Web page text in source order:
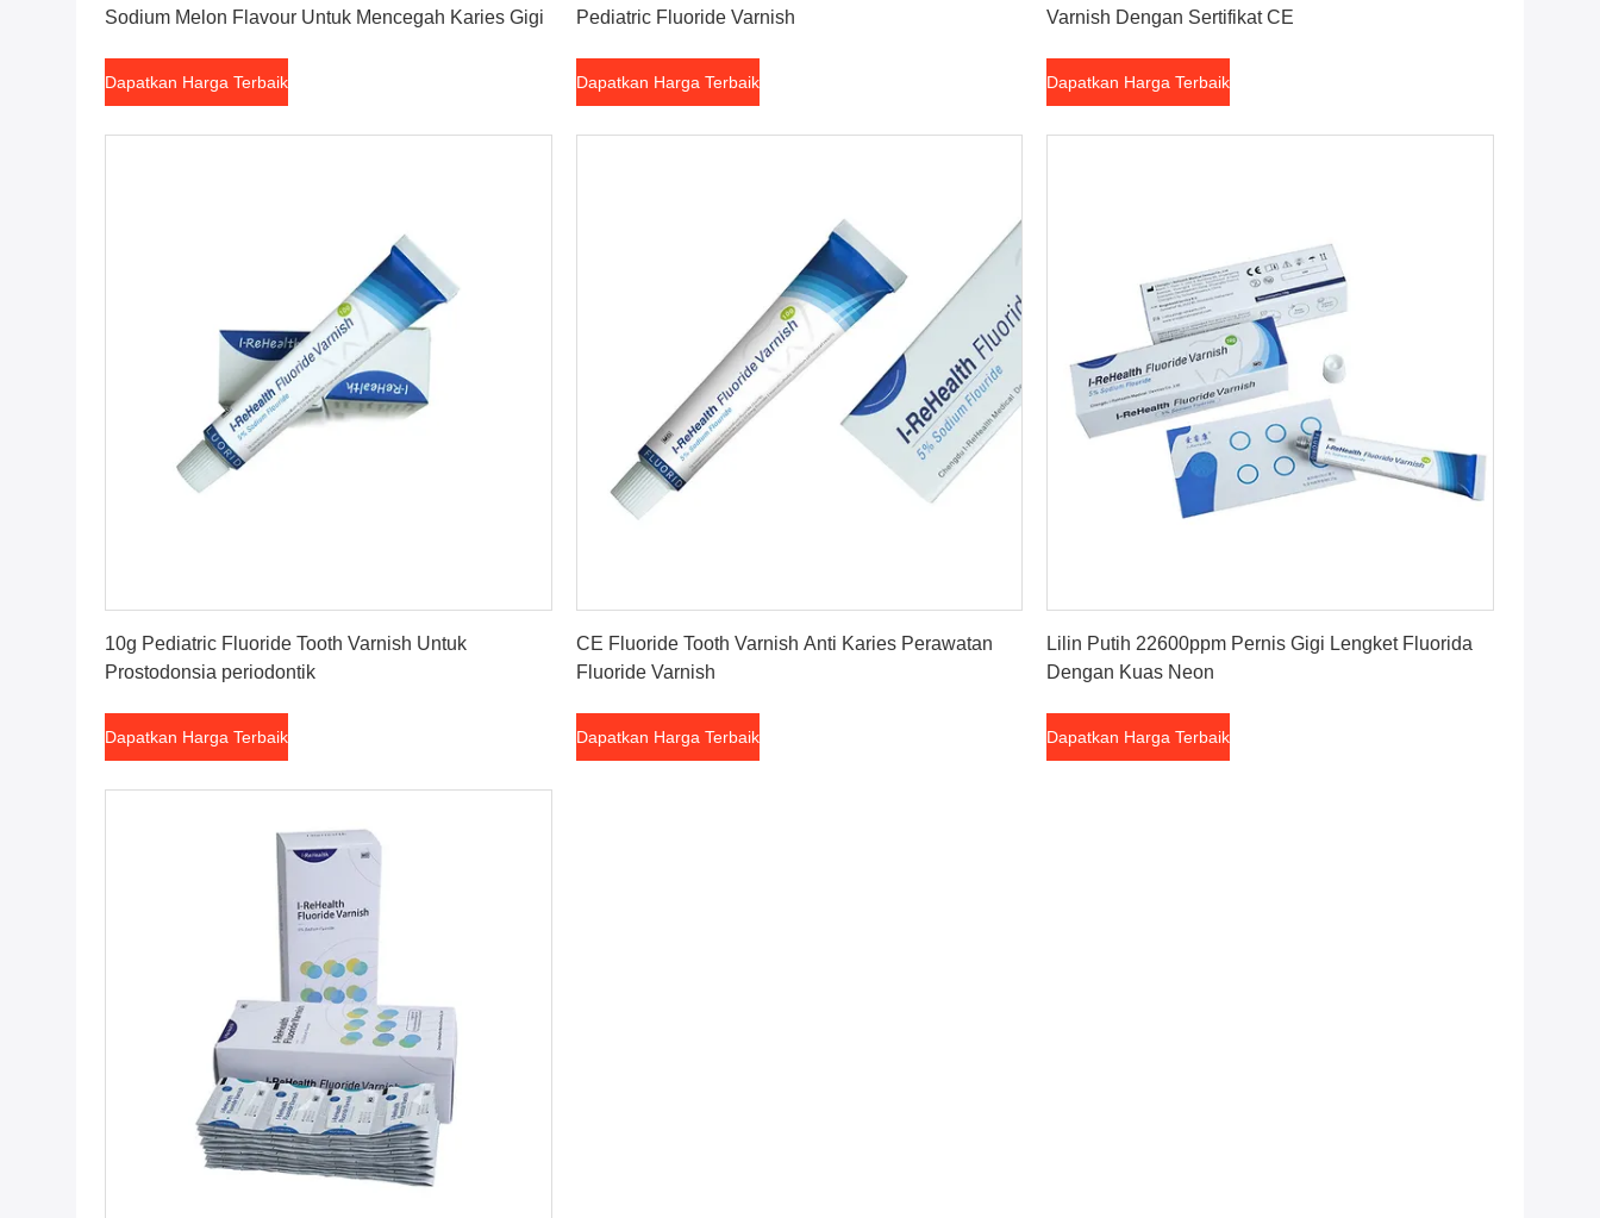
Sodium Melon Flavour Untuk Mencegah Karies Gigi
Dapatkan Harga Terbaik
Pediatric Fluoride Varnish
Dapatkan Harga Terbaik
Varnish Dengan Sertifikat CE
Dapatkan Harga Terbaik
10g Pediatric Fluoride Tooth Varnish Untuk
Prostodonsia periodontik
Dapatkan Harga Terbaik
CE Fluoride Tooth Varnish Anti Karies Perawatan
Fluoride Varnish
Dapatkan Harga Terbaik
Lilin Putih 22600ppm Pernis Gigi Lengket Fluorida
Dengan Kuas Neon
Dapatkan Harga Terbaik